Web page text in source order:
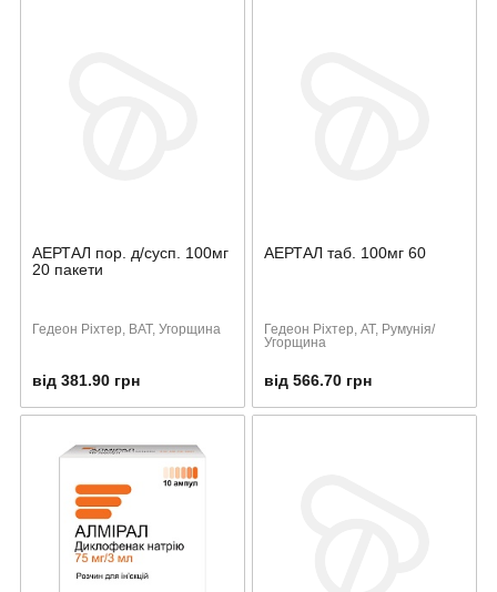
АЕРТАЛ пор. д/сусп. 100мг
20 пакети
Гедеон Ріхтер, ВАТ, Угорщина
від 381.90 грн
АЕРТАЛ таб. 100мг 60
Гедеон Ріхтер, АТ, Румунія/
Угорщина
від 566.70 грн